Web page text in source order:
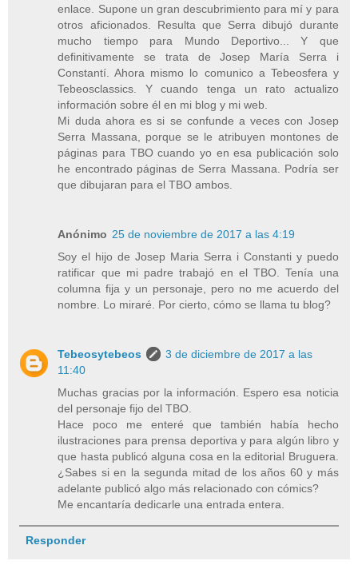
enlace. Supone un gran descubrimiento para mí y para
otros aficionados. Resulta que Serra dibujó durante
mucho tiempo para Mundo Deportivo... Y que
definitivamente se trata de Josep María Serra i
Constantí. Ahora mismo lo comunico a Tebeosfera y
Tebeosclassics. Y cuando tenga un rato actualizo
información sobre él en mi blog y mi web.
Mi duda ahora es si se confunde a veces con Josep
Serra Massana, porque se le atribuyen montones de
páginas para TBO cuando yo en esa publicación solo
he encontrado páginas de Serra Massana. Podría ser
que dibujaran para el TBO ambos.
Anónimo 25 de noviembre de 2017 a las 4:19
Soy el hijo de Josep Maria Serra i Constanti y puedo
ratificar que mi padre trabajó en el TBO. Tenía una
columna fija y un personaje, pero no me acuerdo del
nombre. Lo miraré. Por cierto, cómo se llama tu blog?
Tebeosytebeos
3 de diciembre de 2017 a las
11:40
Muchas gracias por la información. Espero esa noticia
del personaje fijo del TBO.
Hace poco me enteré que también había hecho
ilustraciones para prensa deportiva y para algún libro y
que hasta publicó alguna cosa en la editorial Bruguera.
¿Sabes si en la segunda mitad de los años 60 y más
adelante publicó algo más relacionado con cómics?
Me encantaría dedicarle una entrada entera.
Responder